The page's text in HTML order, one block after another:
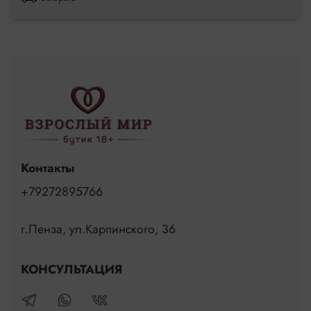
Какао-бобы и шоколад:
Теобромин в составе шоколада повышает настроение и
избавляет от сонливости.
Контакты
+79272895766
г.Пенза, ул.Карпинского, 36
КОНСУЛЬТАЦИЯ